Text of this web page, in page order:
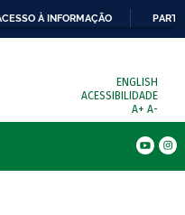
À INFORMAÇÃO
ENGLISH
ACESSIBILIDADE
A+ A-